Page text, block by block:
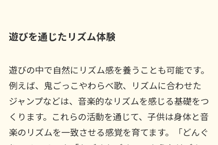
遊びを通じたリズム体験
遊びの中で自然にリズム感を養うことも可能です。
例えば、鬼ごっこやわらべ歌、リズムに合わせた
ジャンプなどは、音楽的なリズムを感じる基礎をつ
くります。これらの活動を通じて、子供は身体と音
楽のリズムを一致させる感覚を育てます。「どんぐ